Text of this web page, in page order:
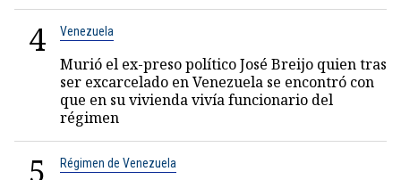
4 Venezuela
Murió el ex-preso político José Breijo quien tras
ser excarcelado en Venezuela se encontró con
que en su vivienda vivía funcionario del
régimen
5 Régimen de Venezuela